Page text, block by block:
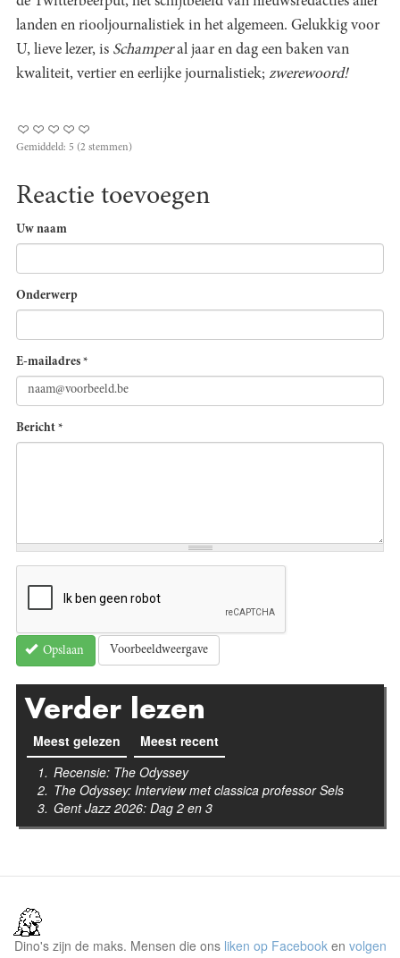
landen en riooljournalistiek in het algemeen. Gelukkig voor
U, lieve lezer, is Schamperal jaar en dag een baken van
kwaliteit, vertier en eerlijke journalistiek; zwerewoord!
Gemiddeld: 5 (2 stemmen)
Reactie toevoegen
Uw naam
Onderwerp
E-mailadres *
Bericht *
Opslaan Voorbeeldweergave
Verder lezen
Meest gelezen (actieve tabblad)
Meest recent
Recensie: The Odyssey
The Odyssey: Interview met classica professor Sels
Gent Jazz 2026: Dag 2 en 3
Dino's zijn de maks. Mensen die ons liken op Facebook en volgen